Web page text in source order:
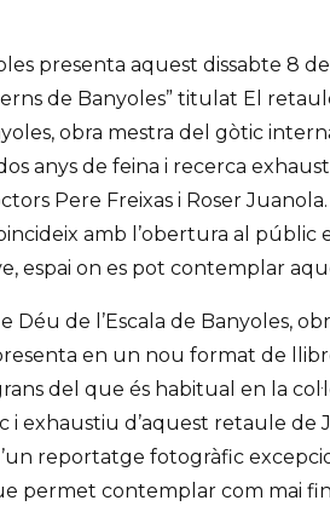
presenta aquest dissabte 8
de Banyoles” titulat El
obra mestra del gòtic
anys de feina i recerca
Pere Freixas i Roser
amb l’obertura al públic
espai on es pot contemplar
Déu de l’Escala de Banyoles,
en un nou format de
del que és habitual en la
i exhaustiu d’aquest retaule de
reportatge fotogràfic
permet contemplar com mai